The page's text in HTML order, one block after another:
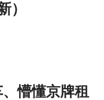
）
懵懂京牌租